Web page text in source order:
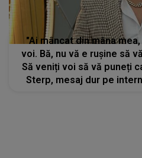
"Ai mâncat din mâna
voi. Bă, nu vă e rușine să
Să veniți voi să vă puneți
Sterp, mesaj dur pe